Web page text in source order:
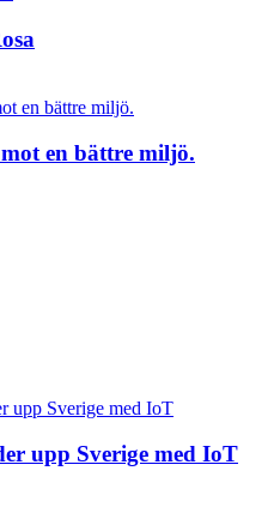
en bättre miljö.
upp Sverige med IoT